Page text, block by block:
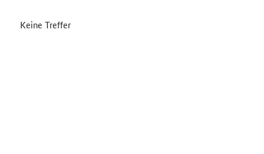
Keine Treffer